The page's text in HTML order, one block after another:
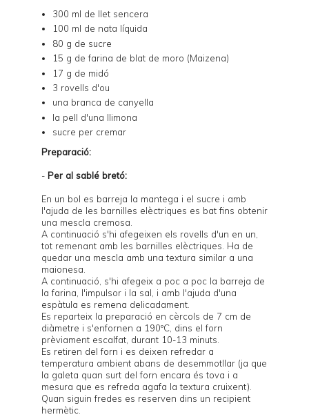
300 ml de llet sencera
100 ml de nata líquida
80 g de sucre
15 g de farina de blat de moro (Maizena)
17 g de midó
3 rovells d'ou
una branca de canyella
la pell d'una llimona
sucre per cremar
Preparació:
- Per al sablé bretó:
En un bol es barreja la mantega i el sucre i amb
l'ajuda de les barnilles elèctriques es bat fins obtenir
una mescla cremosa.
A continuació s'hi afegeixen els rovells d'un en un,
tot remenant amb les barnilles elèctriques. Ha de
quedar una mescla amb una textura similar a una
maionesa.
A continuació, s'hi afegeix a poc a poc la barreja de
la farina, l'impulsor i la sal, i amb l'ajuda d'una
espàtula es remena delicadament.
Es reparteix la preparació en cèrcols de 7 cm de
diàmetre i s'enfornen a 190ºC, dins el forn
prèviament escalfat, durant 10-13 minuts.
Es retiren del forn i es deixen refredar a
temperatura ambient abans de desemmotllar (ja que
la galeta quan surt del forn encara és tova i a
mesura que es refreda agafa la textura cruixent).
Quan siguin fredes es reserven dins un recipient
hermètic.